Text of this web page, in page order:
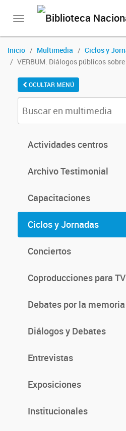
Toggle
Inicio Multimedia
Ciclos y
VERBUM. Diálogos públicos
OCULTAR MENÚ
Actividades centros
Archivo Testimonial
Capacitaciones
Ciclos y Jornadas
Conciertos
Coproducciones para TV
Debates por la memoria
Diálogos y Debates
Entrevistas
Exposiciones
Institucionales